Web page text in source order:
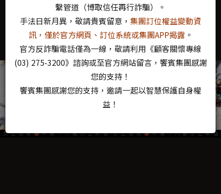
繫管道（博取信任再行詐騙）。
手法日新月異，敬請貴賓留意， 集團訂位權益變動資
訊，僅於官方網頁、訂位系統或集團APP揭露。
官方反詐騙電話僅為一線，敬請利用《顧客關懷專線
(03) 275-3200》諮詢或至官方網站留言，饗賓集團感謝
您的支持！
饗賓集團感謝您的支持，邀請一起以智慧保護自身權
益！
把燈光調暗，釋放心情。
享受無比盡興，而氣氛始終微醺。